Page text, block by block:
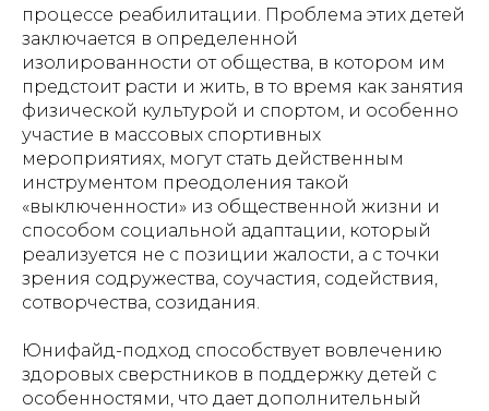
процессе реабилитации. Проблема этих детей
заключается в определенной
изолированности от общества, в котором им
предстоит расти и жить, в то время как занятия
физической культурой и спортом, и особенно
участие в массовых спортивных
мероприятиях, могут стать действенным
инструментом преодоления такой
«выключенности» из общественной жизни и
способом социальной адаптации, который
реализуется не с позиции жалости, а с точки
зрения содружества, соучастия, содействия,
сотворчества, созидания.
Юнифайд-подход способствует вовлечению
здоровых сверстников в поддержку детей с
особенностями, что дает дополнительный